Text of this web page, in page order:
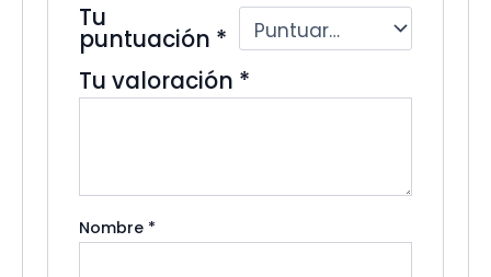
Tu
puntuación *
Tu valoración *
Nombre *